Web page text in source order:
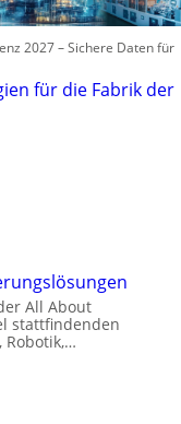
2027 – Sichere Daten für
für die Fabrik der
All About
stattfindenden